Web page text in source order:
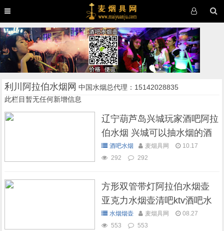
利川阿拉伯水烟网 中国水烟总代理：15142028835
此栏目暂无任何新增信息
辽宁葫芦岛兴城玩家酒吧阿拉
伯水烟 兴城可以抽水烟的酒
吧酒吧水烟 麦烟具网
10.17
292
292
方形双管带灯阿拉伯水烟壶
亚克力水烟壶清吧ktv酒吧水
烟壶水烟烟壶 麦烟具网
08.27
553
553